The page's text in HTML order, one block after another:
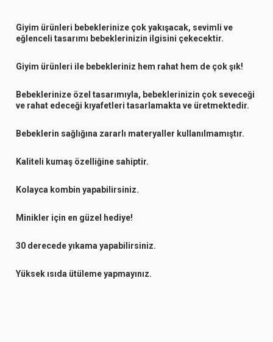
Giyim ürünleri bebeklerinize çok yakışacak, sevimli ve
eğlenceli tasarımı bebeklerinizin ilgisini çekecektir.
Giyim ürünleri ile bebekleriniz hem rahat hem de çok şık!
Bebeklerinize özel tasarımıyla, bebeklerinizin çok seveceği
ve rahat edeceği kıyafetleri tasarlamakta ve üretmektedir.
Bebeklerin sağlığına zararlı materyaller kullanılmamıştır.
Kaliteli kumaş özelliğine sahiptir.
Kolayca kombin yapabilirsiniz.
Minikler için en güzel hediye!
30 derecede yıkama yapabilirsiniz.
Yüksek ısıda ütüleme yapmayınız.